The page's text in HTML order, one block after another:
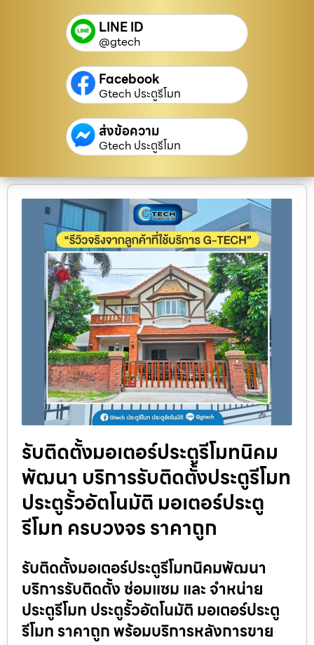
LINE ID
@gtech
Facebook
Gtech ประตูรีโมท
ส่งข้อความ
Gtech ประตูรีโมท
รับติดตั้งมอเตอร์ประตูรีโมทนิคม
พัฒนา บริการรับติดตั้งประตูรีโมท
ประตูรั้วอัตโนมัติ มอเตอร์ประตู
รีโมท ครบวงจร ราคาถูก
รับติดตั้งมอเตอร์ประตูรีโมทนิคมพัฒนา
บริการรับติดตั้ง ซ่อมแซม และ จำหน่าย
ประตูรีโมท ประตูรั้วอัตโนมัติ มอเตอร์ประตู
รีโมท ราคาถูก พร้อมบริการหลังการขาย